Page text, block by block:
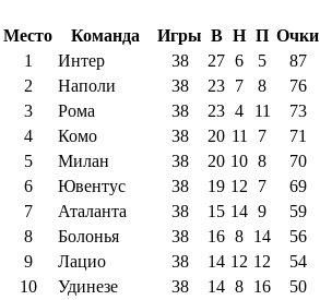
Место Команда Игры В Н П Очки
1
Интер 38 27 6 5
87
2
Наполи 38 23 7 8
76
3
Рома 38 23 4 11
73
4
Комо 38 20 11 7
71
5
Милан 38 20 10 8
70
6
Ювентус 38 19 12 7
69
7
Аталанта 38 15 14 9
59
8
Болонья 38 16 8 14
56
9
Лацио 38 14 12 12
54
10
Удинезе 38 14 8 16
50